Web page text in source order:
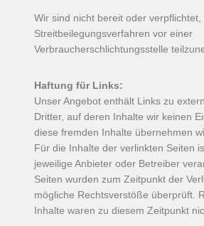
Wir sind nicht bereit oder verpflichtet,
Streitbeilegungsverfahren vor einer
Verbraucherschlichtungsstelle
Haftung für Links:
Unser Angebot enthält Links zu
Dritter, auf deren Inhalte wir keinen
diese fremden Inhalte übernehmen
Für die Inhalte der verlinkten Seiten
jeweilige Anbieter oder Betreiber
Seiten wurden zum Zeitpunkt der
mögliche Rechtsverstöße überprüft.
Inhalte waren zu diesem Zeitpunkt